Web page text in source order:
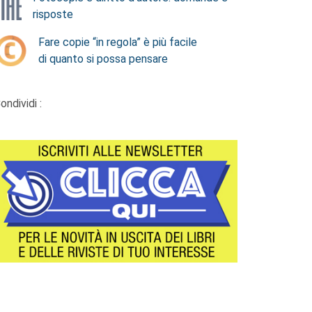
risposte
Fare copie “in regola” è più facile
di quanto si possa pensare
: